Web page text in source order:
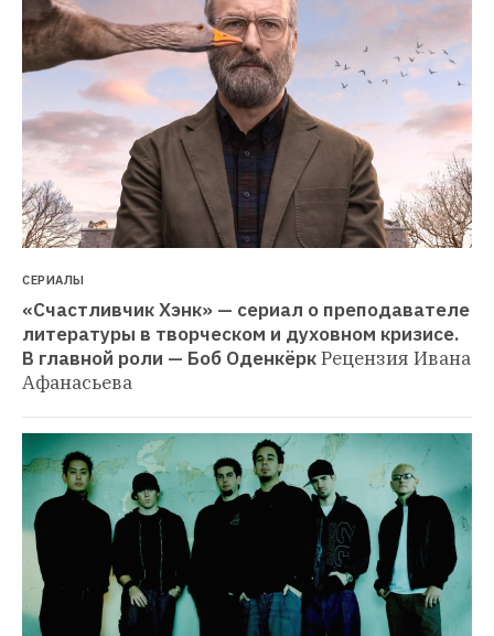
СЕРИАЛЫ
«Счастливчик Хэнк» — сериал о преподавателе
литературы в творческом и духовном кризисе.
В главной роли — Боб ОденкёркРецензия Ивана
Афанасьева